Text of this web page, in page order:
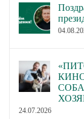
24.07.2026